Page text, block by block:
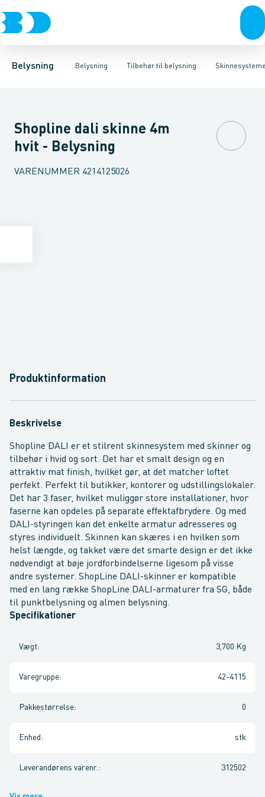
Belysning Belysning
Belysning Tilbehør til belysning
LyskilderBelysningsarmaturerLysstyringTilbehør til
SkinnesystemerBæreskinne for lysrørssystemer Mekanisk
Shopline dali skinne 4m
hvit - Belysning
VARENUMMER 4214125026
Produktinformation
Beskrivelse
Shopline DALI er et stilrent skinnesystem med skinner og
tilbehør i hvid og sort. Det har et smalt design og en
attraktiv mat finish, hvilket gør, at det matcher loftet
perfekt. Perfekt til butikker, kontorer og udstillingslokaler.
Det har 3 faser, hvilket muliggør store installationer, hvor
faserne kan opdeles på separate effektafbrydere. Og med
DALI-styringen kan det enkelte armatur adresseres og
styres individuelt. Skinnen kan skæres i en hvilken som
helst længde, og takket være det smarte design er det ikke
nødvendigt at bøje jordforbindelserne ligesom på visse
andre systemer. ShopLine DALI-skinner er kompatible
med en lang række ShopLine DALI-armaturer fra SG, både
til punktbelysning og almen belysning.
Specifikationer
Vægt: 3,700 Kg
Varegruppe: 42-4115
Pakkestørrelse: 0
Enhed : stk
Leverandørens varenr. : 312502